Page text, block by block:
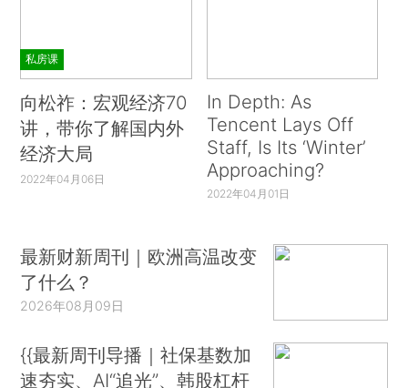
私房课
向松祚：宏观经济70
讲，带你了解国内外
经济大局
2022年04月06日
In Depth: As
Tencent Lays Off
Staff, Is Its ‘Winter’
Approaching?
2022年04月01日
最新财新周刊｜欧洲高温改变
了什么？
2026年08月09日
{{最新周刊导播｜社保基数加
速夯实、AI“追光”、韩股杠杆